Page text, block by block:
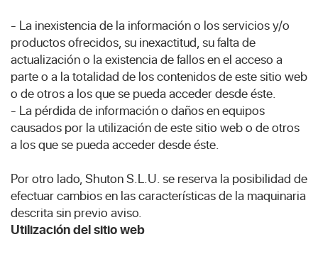
- La inexistencia de la información o los servicios y/o
productos ofrecidos, su inexactitud, su falta de
actualización o la existencia de fallos en el acceso a
parte o a la totalidad de los contenidos de este sitio web
o de otros a los que se pueda acceder desde éste.
- La pérdida de información o daños en equipos
causados por la utilización de este sitio web o de otros
a los que se pueda acceder desde éste.
Por otro lado, Shuton S.L.U. se reserva la posibilidad de
efectuar cambios en las características de la maquinaria
descrita sin previo aviso.
Utilización del sitio web